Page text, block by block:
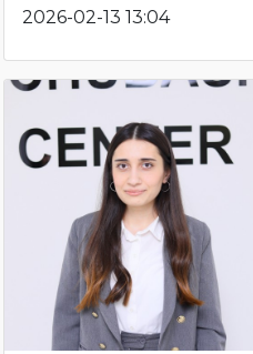
2026-02-13 13:04